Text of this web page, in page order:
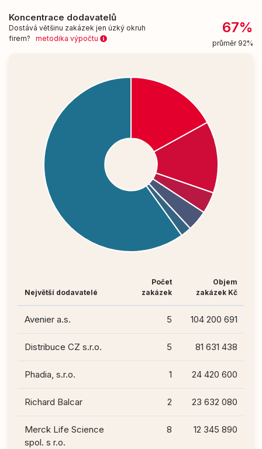
Koncentrace dodavatelů
Dostává většinu zakázek jen úzký okruh
firem? metodika výpočtu
67%
průměr 92%
Největší dodavatelé
Počet
zakázek
Objem
zakázek Kč
Avenier a.s. 5 104 200 691
Distribuce CZ s.r.o. 5 81 631 438
Phadia, s.r.o. 1 24 420 600
Richard Balcar 2 23 632 080
Merck Life Science
spol. s r.o.
8 12 345 890